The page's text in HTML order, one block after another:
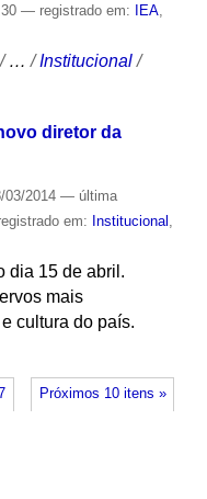
— registrado em: IEA,
/…/Institucional /
diretor da
2014 — última
em: Institucional ,
dia 15 de abril.
mais
cultura do país.
Próximos 10 itens »